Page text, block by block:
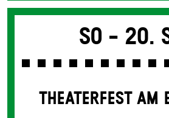
So - 20.
THEATERFEST AM